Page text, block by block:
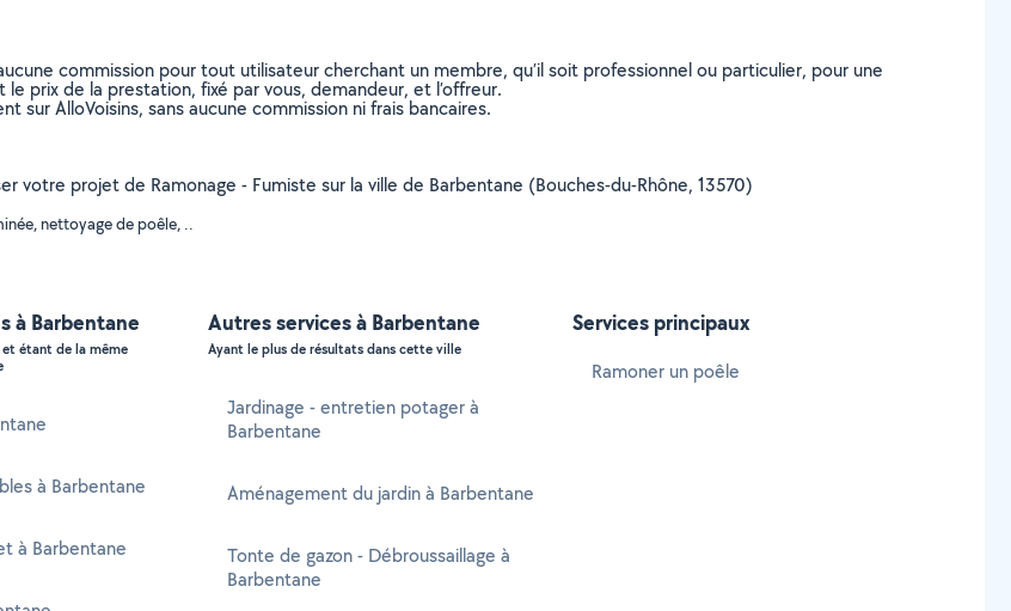
commission pour tout utilisateur cherchant un membre, qu’il soit professionnel ou particulier, pour une
prix de la prestation, fixé par vous, demandeur, et l’offreur.
AlloVoisins, sans aucune commission ni frais bancaires.
votre projet de Ramonage - Fumiste sur la ville de Barbentane (Bouches-du-Rhône, 13570)
nettoyage de poêle, ..
à Barbentane
étant de la même
à Barbentane
à Barbentane
Autres services à Barbentane
Ayant le plus de résultats dans cette ville
Jardinage - entretien potager à
Barbentane
Aménagement du jardin à Barbentane
Tonte de gazon - Débroussaillage à
Barbentane
Services principaux
Ramoner un poêle